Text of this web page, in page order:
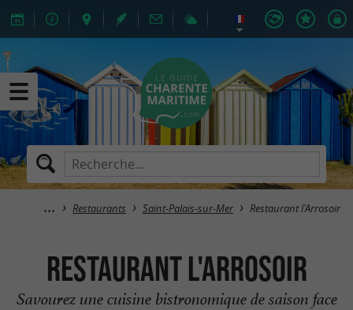
Restaurants Saint-Palais-sur-Mer Restaurant l'Arrosoir
Restaurant l'Arrosoir
Savourez une cuisine bistronomique de saison face